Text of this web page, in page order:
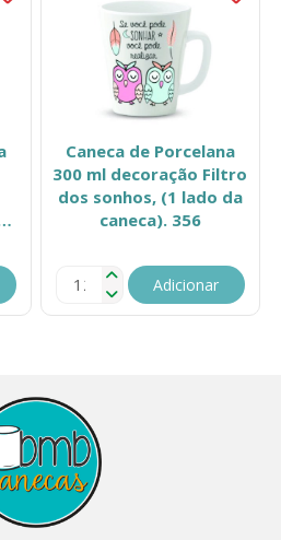
Caneca de Porcelana
300 ml decoração Filtro
dos sonhos, (1 lado da
caneca). 356
Adicionar